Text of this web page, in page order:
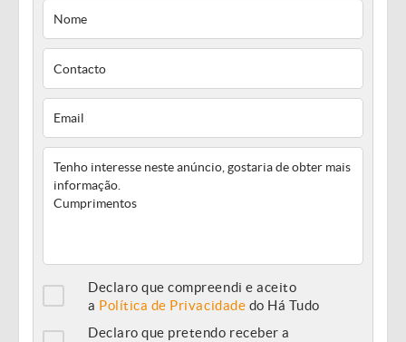
Declaro que compreendi e aceito
a Política de Privacidade do Há Tudo
Declaro que pretendo receber a